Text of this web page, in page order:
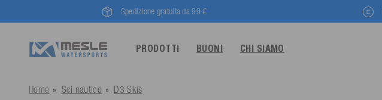
Spedizione gratuita da 99 €
PRODOTTI BUONI CHI SIAMO
Home Sci nautico D3 Skis